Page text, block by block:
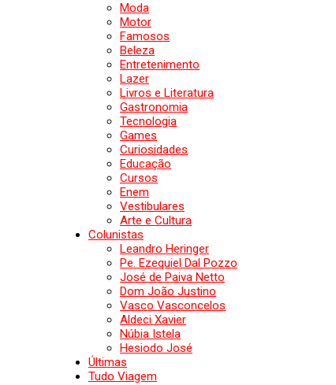
Moda
Motor
Famosos
Beleza
Entretenimento
Lazer
Livros e Literatura
Gastronomia
Tecnologia
Games
Curiosidades
Educação
Cursos
Enem
Vestibulares
Arte e Cultura
Colunistas
Leandro Heringer
Pe. Ezequiel Dal Pozzo
José de Paiva Netto
Dom João Justino
Vasco Vasconcelos
Aldeci Xavier
Núbia Istela
Hesiodo José
Últimas
Tudo Viagem